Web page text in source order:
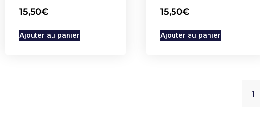
15,50€
Ajouter au panier
15,50€
Ajouter au panier
1